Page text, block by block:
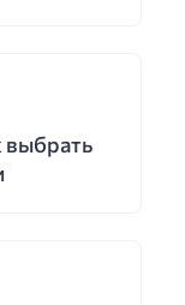
выбрать